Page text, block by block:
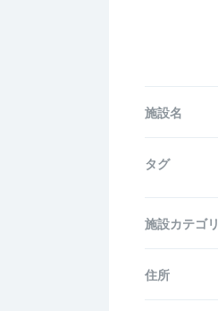
施設名
タグ
施設カテゴリ
住所